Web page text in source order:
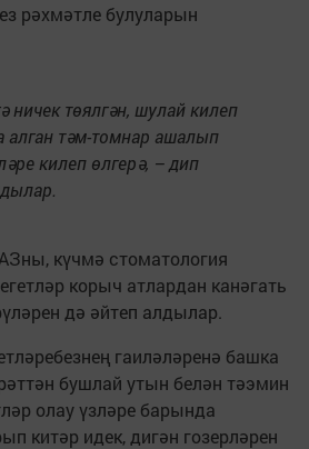
рәхмәтле булуларын
ничек төялгән, шулай килеп
алган тәм-томнар ашалып
килеп өлгерә, – дип
күчмә стоматология
корыч атлардан канәгать
дә әйтеп алдылар.
гаиләләренә башка
бушлай утын белән тәэмин
олау үзләре барында
китәр идек, дигән гозерләрен